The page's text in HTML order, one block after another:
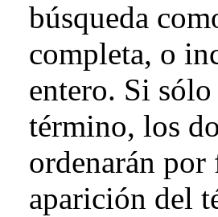
búsqueda
completa, o
entero. Si
término, los
ordenarán por
aparición del